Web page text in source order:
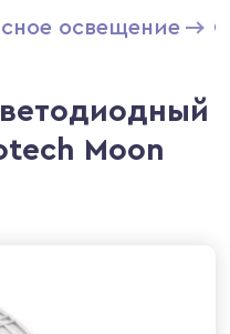
освещение
Moon